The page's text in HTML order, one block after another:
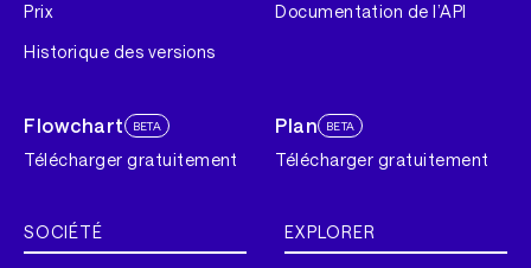
Prix
Historique des versions
Documentation de l’API
Flowchart BETA
Télécharger gratuitement
Plan BETA
Télécharger gratuitement
SOCIÉTÉ EXPLORER